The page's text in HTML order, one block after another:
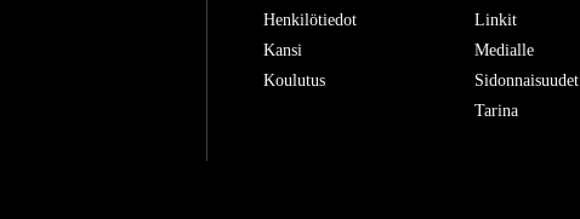
Henkilötiedot
Kansi
Koulutus
Linkit
Medialle
Sidonnaisuudet
Tarina